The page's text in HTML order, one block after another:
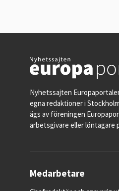
Nyhetssajten
egna redaktioner i
ägs av föreningen
arbetsgivare eller löntagare
Medarbetare